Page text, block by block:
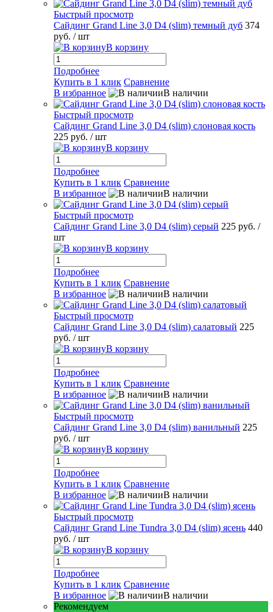
Быстрый просмотр
Сайдинг Grand Line 3,0 D4 (slim) темный дуб 374
руб. / шт
В корзину
Подробнее
Купить в 1 клик Сравнение
В избранное
В наличии
Быстрый просмотр
Сайдинг Grand Line 3,0 D4 (slim) слоновая кость
225 руб. / шт
В корзину
Подробнее
Купить в 1 клик Сравнение
В избранное
В наличии
Быстрый просмотр
Сайдинг Grand Line 3,0 D4 (slim) серый 225 руб. /
шт
В корзину
Подробнее
Купить в 1 клик Сравнение
В избранное
В наличии
Быстрый просмотр
Сайдинг Grand Line 3,0 D4 (slim) салатовый 225
руб. / шт
В корзину
Подробнее
Купить в 1 клик Сравнение
В избранное
В наличии
Быстрый просмотр
Сайдинг Grand Line 3,0 D4 (slim) ванильный 225
руб. / шт
В корзину
Подробнее
Купить в 1 клик Сравнение
В избранное
В наличии
Быстрый просмотр
Сайдинг Grand Line Tundra 3,0 D4 (slim) ясень 440
руб. / шт
В корзину
Подробнее
Купить в 1 клик Сравнение
В избранное
В наличии
Рекомендуем